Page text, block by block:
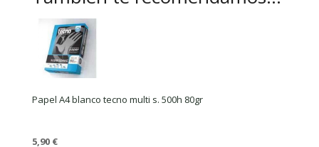
Papel A4 blanco tecno multi s. 500h 80gr
5,90 €